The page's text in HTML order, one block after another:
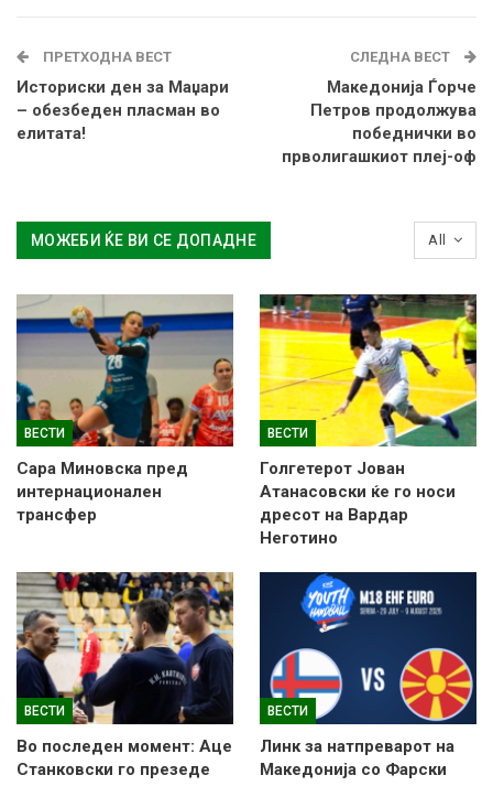
ПРЕТХОДНА ВЕСТ
Историски ден за Маџари
– обезбеден пласман во
елитата!
СЛЕДНА ВЕСТ
Македонија Ѓорче
Петров продолжува
победнички во
прволигашкиот плеј-оф
All
МОЖЕБИ ЌЕ ВИ СЕ ДОПАДНЕ
ВЕСТИ
Сара Миновска пред
интернационален
трансфер
ВЕСТИ
Голгетерот Јован
Атанасовски ќе го носи
дресот на Вардар
Неготино
ВЕСТИ
Во последен момент: Аце
Станковски го презеде
ВЕСТИ
Линк за натпреварот на
Македонија со Фарски